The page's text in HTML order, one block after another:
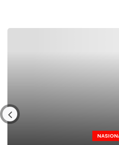
BERITA